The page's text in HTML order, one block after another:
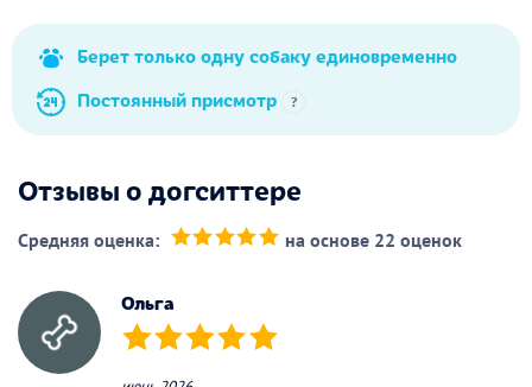
Берет только одну собаку единовременно
Постоянный присмотр
?
Отзывы о догситтере
Средняя оценка: на основе 22 оценок
Ольга
(*) (*) (*) (*) (*)